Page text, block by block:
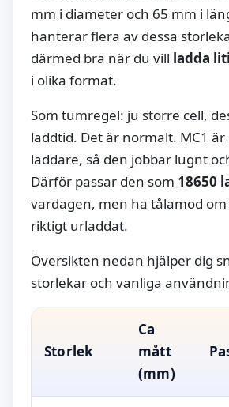
mm i diameter och 65 mm i
hanterar flera av dessa
därmed bra när du vill ladda
i olika format.
Som tumregel: ju större cell,
laddtid. Det är normalt. MC1
laddare, så den jobbar lugnt
Därför passar den som 18650
vardagen, men ha tålamod
riktigt urladdat.
Översikten nedan hjälper dig
storlekar och vanliga
Storlek
Ca
mått
(mm)